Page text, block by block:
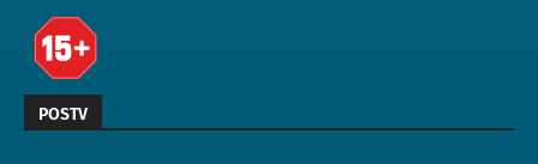
POSTV